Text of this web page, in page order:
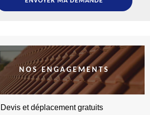
NOS ENGAGEMENTS
Devis et déplacement gratuits